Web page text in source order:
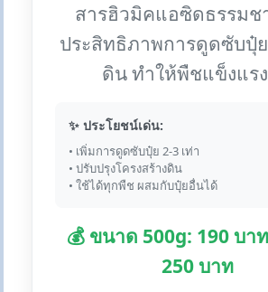
สารฮิวมิคแอซิดธรรมช
ประสิทธิภาพการดูดซับปุ๋
ดิน ทำให้พืชแข็งแร
✨ ประโยชน์เด่น:
• เพิ่มการดูดซับปุ๋ย 2-3 เท่า
• ปรับปรุงโครงสร้างดิน
• ใช้ได้ทุกพืช ผสมกับปุ๋ยอื่นได้
💰 ขนาด 500g: 190 บา
250 บาท